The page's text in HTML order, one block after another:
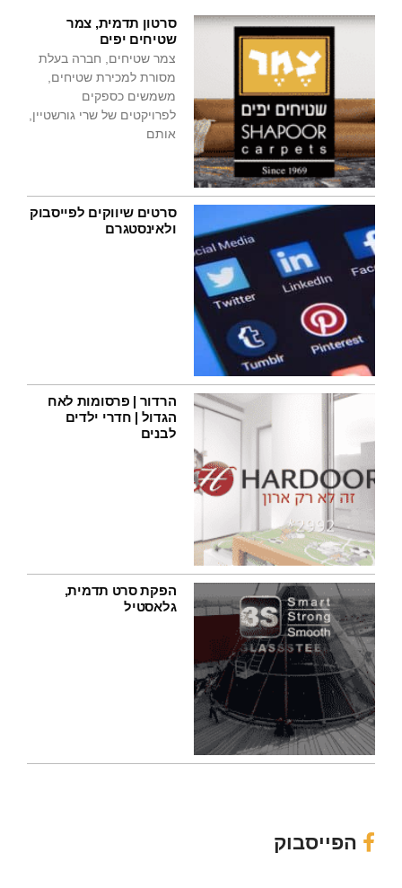
סרטון תדמית, צמר
שטיחים יפים
צמר שטיחים, חברה בעלת
מסורת למכירת שטיחים,
משמשים כספקים
לפרויקטים של שרי גורשטיין,
אותם
סרטים שיווקים לפייסבוק
ולאינסטגרם
הרדור | פרסומות לאח
הגדול | חדרי ילדים
לבנים
הפקת סרט תדמית,
גלאסטיל
הפייסבוק